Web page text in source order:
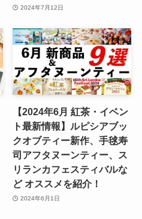
2024年7月12日
【2024年6月 紅茶・イベン
ト最新情報】ルピシアブッ
クオブティー新作、手毬寿
司アフタヌーンティー、ス
リランカフェスティバルな
ど オススメを紹介！
2024年6月1日